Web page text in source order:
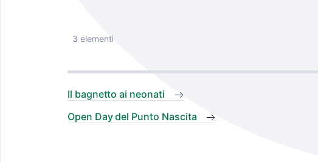
3 elementi
Il bagnetto ai neonati
Open Day del Punto Nascita